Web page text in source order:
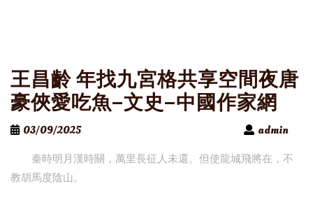
王昌齡 年找九宮格共享空間夜唐
豪俠愛吃魚–文史–中國作家網
03/09/2025
admin
秦時明月漢時關，萬里長征人未還。但使龍城飛將在，不
教胡馬度陰山。